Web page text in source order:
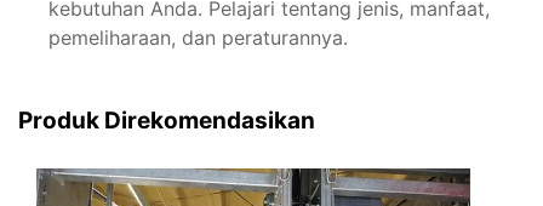
kebutuhan Anda. Pelajari tentang jenis, manfaat,
pemeliharaan, dan peraturannya.
Produk Direkomendasikan